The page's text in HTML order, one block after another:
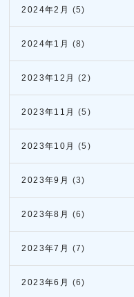
2024年2月 (5)
2024年1月 (8)
2023年12月 (2)
2023年11月 (5)
2023年10月 (5)
2023年9月 (3)
2023年8月 (6)
2023年7月 (7)
2023年6月 (6)